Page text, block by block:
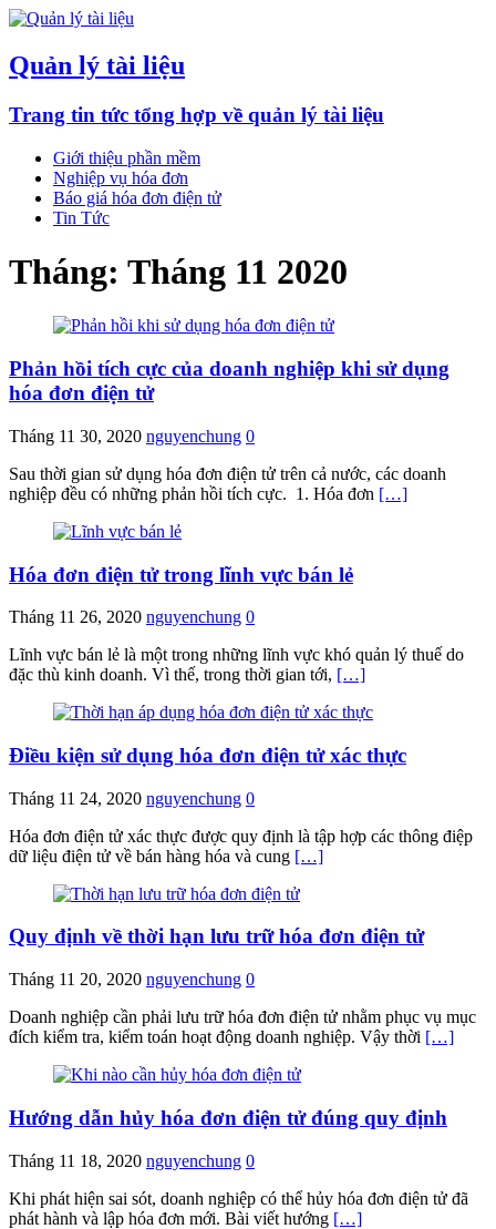
Quản lý tài liệu
Trang tin tức tổng hợp về quản lý tài liệu
Giới thiệu phần mềm
Nghiệp vụ hóa đơn
Báo giá hóa đơn điện tử
Tin Tức
Tháng: Tháng 11 2020
Phản hồi tích cực của doanh nghiệp khi sử dụng
hóa đơn điện tử
Tháng 11 30, 2020 nguyenchung 0
Sau thời gian sử dụng hóa đơn điện tử trên cả nước, các doanh
nghiệp đều có những phản hồi tích cực. 1. Hóa đơn […]
Hóa đơn điện tử trong lĩnh vực bán lẻ
Tháng 11 26, 2020 nguyenchung 0
Lĩnh vực bán lẻ là một trong những lĩnh vực khó quản lý thuế do
đặc thù kinh doanh. Vì thế, trong thời gian tới, […]
Điều kiện sử dụng hóa đơn điện tử xác thực
Tháng 11 24, 2020 nguyenchung 0
Hóa đơn điện tử xác thực được quy định là tập hợp các thông điệp
dữ liệu điện tử về bán hàng hóa và cung […]
Quy định về thời hạn lưu trữ hóa đơn điện tử
Tháng 11 20, 2020 nguyenchung 0
Doanh nghiệp cần phải lưu trữ hóa đơn điện tử nhằm phục vụ mục
đích kiểm tra, kiểm toán hoạt động doanh nghiệp. Vậy thời […]
Hướng dẫn hủy hóa đơn điện tử đúng quy định
Tháng 11 18, 2020 nguyenchung 0
Khi phát hiện sai sót, doanh nghiệp có thể hủy hóa đơn điện tử đã
phát hành và lập hóa đơn mới. Bài viết hướng […]